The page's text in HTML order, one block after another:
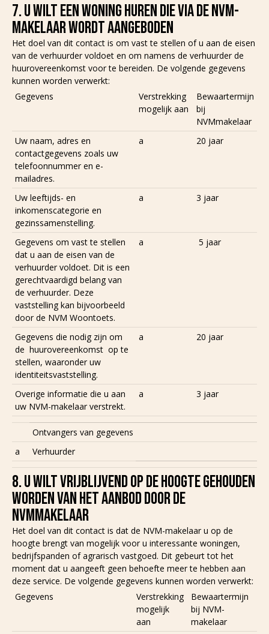
7. U WILT EEN WONING HUREN DIE VIA DE NVM-
MAKELAAR WORDT AANGEBODEN
Het doel van dit contact is om vast te stellen of u aan de eisen
van de verhuurder voldoet en om namens de verhuurder de
huurovereenkomst voor te bereiden. De volgende gegevens
kunnen worden verwerkt:
Gegevens
Verstrekking
mogelijk aan
Bewaartermijn
bij
NVMmakelaar
Uw naam, adres en
contactgegevens zoals uw
telefoonnummer en e-
mailadres.
a 20 jaar
Uw leeftijds- en
inkomenscategorie en
gezinssamenstelling.
a 3 jaar
Gegevens om vast te stellen
dat u aan de eisen van de
verhuurder voldoet. Dit is een
gerechtvaardigd belang van
de verhuurder. Deze
vaststelling kan bijvoorbeeld
door de NVM Woontoets.
a 5 jaar
Gegevens die nodig zijn om
de huurovereenkomst op te
stellen, waaronder uw
identiteitsvaststelling.
a 20 jaar
Overige informatie die u aan
uw NVM-makelaar verstrekt.
a 3 jaar
Ontvangers van gegevens
a
Verhuurder
8. U WILT VRIJBLIJVEND OP DE HOOGTE GEHOUDEN
WORDEN VAN HET AANBOD DOOR DE
NVMMAKELAAR
Het doel van dit contact is dat de NVM-makelaar u op de
hoogte brengt van mogelijk voor u interessante woningen,
bedrijfspanden of agrarisch vastgoed. Dit gebeurt tot het
moment dat u aangeeft geen behoefte meer te hebben aan
deze service. De volgende gegevens kunnen worden verwerkt:
Gegevens
Verstrekking
mogelijk
aan
Bewaartermijn
bij NVM-
makelaar